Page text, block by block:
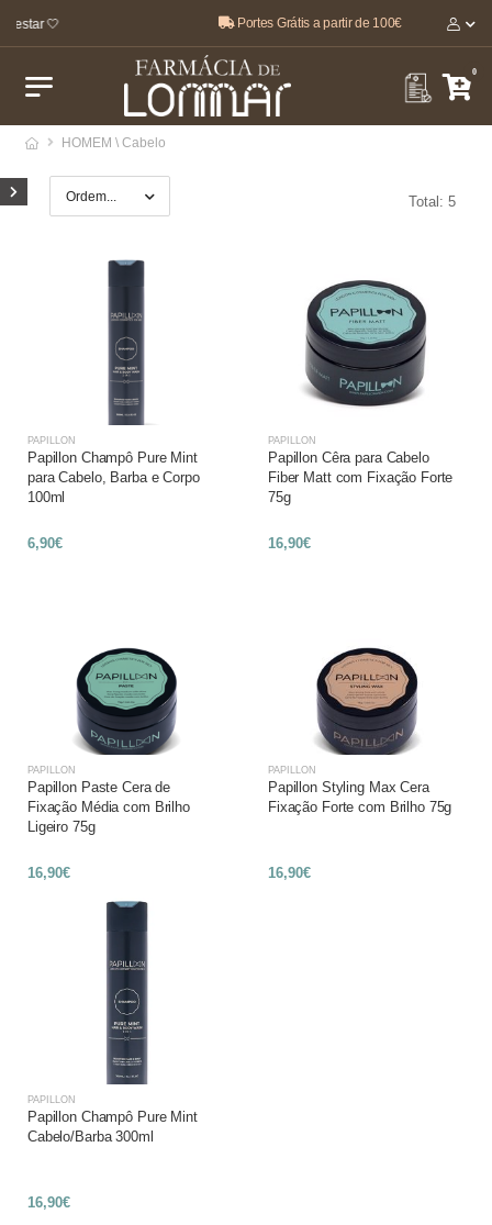
estar 🤍 Portes Grátis a partir de 100€
0
HOMEM \ Cabelo
Total: 5
PAPILLON
Papillon Champô Pure Mint
para Cabelo, Barba e Corpo
100ml
6,90€
PAPILLON
Papillon Cêra para Cabelo
Fiber Matt com Fixação Forte
75g
16,90€
PAPILLON
Papillon Paste Cera de
Fixação Média com Brilho
Ligeiro 75g
16,90€
PAPILLON
Papillon Styling Max Cera
Fixação Forte com Brilho 75g
16,90€
PAPILLON
Papillon Champô Pure Mint
Cabelo/Barba 300ml
16,90€